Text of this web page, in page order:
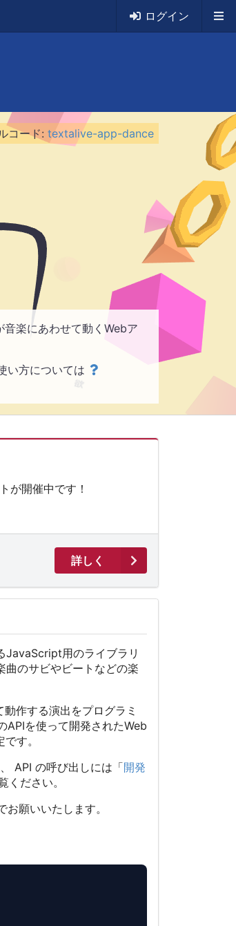
ログイン
コード: textalive-app-dance
楽にあわせて動くWebア
い方については
が開催中です！
詳しく
JavaScript用のライブラリ
曲のサビやビートなどの楽
作する演出をプログラミ
APIを使って開発されたWeb
す。
API の呼び出しには「開発
ください。
お願いいたします。